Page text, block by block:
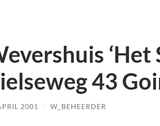
‘Het
43
2001 / W_BEHEERDER